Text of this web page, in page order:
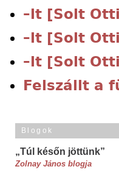
–lt [Solt
–lt [Solt
–lt [Solt
Felszállt a
Blogok
„Túl későn jöttünk”
Zolnay János blogja